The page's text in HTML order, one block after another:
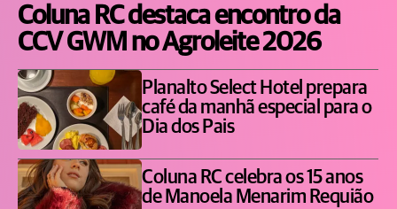
Coluna RC destaca encontro da
CCV GWM no Agroleite 2026
Planalto Select Hotel prepara
café da manhã especial para o
Dia dos Pais
Coluna RC celebra os 15 anos
de Manoela Menarim Requião